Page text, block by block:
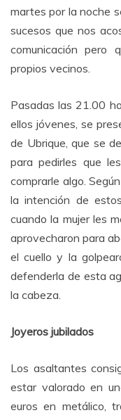
martes por la noche
sucesos que nos
comunicación pero
propios vecinos.
Pasadas las 21.00
ellos jóvenes, se
de Ubrique, que se
para pedirles que
comprarle algo.
la intención de
cuando la mujer les
aprovecharon para
el cuello y la
defenderla de esta
la cabeza.
Joyeros jubilados
Los asaltantes
estar valorado en
euros en metálico,